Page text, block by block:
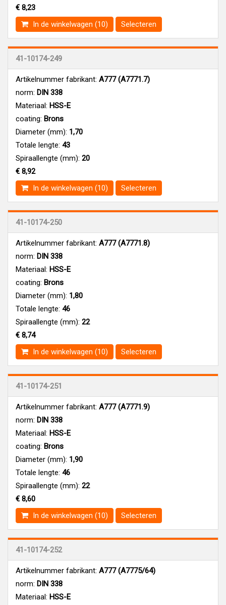
€ 8,23
In de winkelwagen (10)
Selecteren
41-10174-249
Artikelnummer fabrikant: A777 (A7771.7)
norm: DIN 338
Materiaal: HSS-E
coating: Brons
Diameter (mm): 1,70
Totale lengte: 43
Spiraallengte (mm): 20
€ 8,92
In de winkelwagen (10)
Selecteren
41-10174-250
Artikelnummer fabrikant: A777 (A7771.8)
norm: DIN 338
Materiaal: HSS-E
coating: Brons
Diameter (mm): 1,80
Totale lengte: 46
Spiraallengte (mm): 22
€ 8,74
In de winkelwagen (10)
Selecteren
41-10174-251
Artikelnummer fabrikant: A777 (A7771.9)
norm: DIN 338
Materiaal: HSS-E
coating: Brons
Diameter (mm): 1,90
Totale lengte: 46
Spiraallengte (mm): 22
€ 8,60
In de winkelwagen (10)
Selecteren
41-10174-252
Artikelnummer fabrikant: A777 (A7775/64)
norm: DIN 338
Materiaal: HSS-E